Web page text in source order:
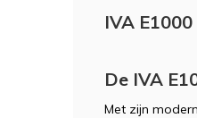
IVA
De IVA
Met zijn